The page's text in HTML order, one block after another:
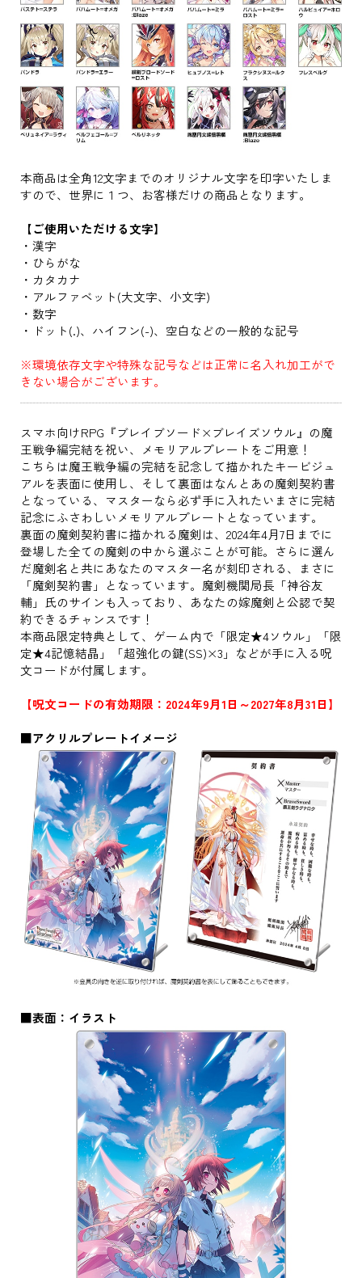
本商品は全角12文字までのオリジナル文字を印字いたしま
すので、世界に１つ、お客様だけの商品となります。
【ご使用いただける文字】
・漢字
・ひらがな
・カタカナ
・アルファベット(大文字、小文字)
・数字
・ドット(.)、ハイフン(-)、空白などの一般的な記号
※環境依存文字や特殊な記号などは正常に名入れ加工がで
きない場合がございます。
スマホ向けRPG『ブレイブソード×ブレイズソウル』の魔
王戦争編完結を祝い、メモリアルプレートをご用意！
こちらは魔王戦争編の完結を記念して描かれたキービジュ
アルを表面に使用し、そして裏面はなんとあの魔剣契約書
となっている、マスターなら必ず手に入れたいまさに完結
記念にふさわしいメモリアルプレートとなっています。
裏面の魔剣契約書に描かれる魔剣は、2024年4月7日までに
登場した全ての魔剣の中から選ぶことが可能。さらに選ん
だ魔剣名と共にあなたのマスター名が刻印される、まさに
「魔剣契約書」となっています。魔剣機関局長「神谷友
輔」氏のサインも入っており、あなたの嫁魔剣と公認で契
約できるチャンスです！
本商品限定特典として、ゲーム内で「限定★4ソウル」「限
定★4記憶結晶」「超強化の鍵(SS)×3」などが手に入る呪
文コードが付属します。
【呪文コードの有効期限：2024年9月1日～2027年8月31日】
■アクリルプレートイメージ
■表面：イラスト